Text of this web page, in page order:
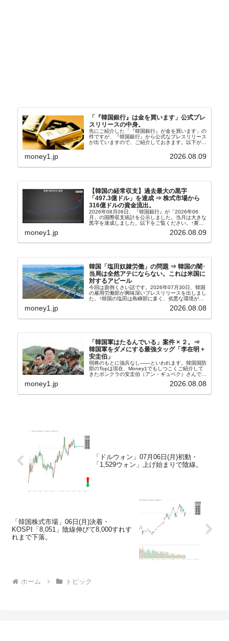
「『韓国銀行』は金を買います」公式プレ
スリリースの中身。
先にご紹介した「『韓国銀行』が金を買います」の
件ですが、『韓国銀行』から公式なプレスリリース
が出ていますので、ご紹介しておきます。以下が全
れ協力体制を構築□『韓国銀行』は、国内生産金の
money1.jp 2026.08.09
【韓国の経常収支】過去最大の黒字
「497.3億ドル」を達成 ⇒ 株式市場から
316億ドルの資金流出。
2026年08月06日、『韓国銀行』が「2026年06
月」の国際収支統計を公示しました。当月は大きな
黒字を達成しました。以下をご覧ください。↑黄色
の経常収支です。2026年06月貿易収支：4...
money1.jp 2026.08.09
韓国「塩田奴隷労働」の問題 ⇒ 韓国の闇･
当局は全然アテにならない。これは米国に
対するアピール
今回は面倒くさい話です。2026年07月30日、韓国
の雇用労働部が興味深いプレスリリースを出しまし
た。↑韓国の塩田は島嶼部に多く、劣悪な環境が一
たといわれます（後述）。これは、いわゆる「塩田
money1.jp 2026.08.08
「韓国軍はたるんでいる」案件 × ２。⇒
韓国軍をダメにする最強タッグ「李在明 +
安圭伯」
弱将のもとに強兵なし――といわれます。韓国国防
部のTopは現在、Money1でもしつこくご紹介して
きたボンクラの安圭伯（アン・ギュベク）さんで
す。↑経済的無知蒙昧な李在明（イ・ジェミョン）
さんと「韓国初の文官上がり」の国防部長官安圭伯
money1.jp 2026.08.08
「ドルウォン」07月06日(月)初動・
「1,529ウォン」上げ始まりで陰線。
「韓国株式市場」06日(月)決着・
KOSPI「8,051」陰線伸びて8,000すれす
れまで下落。
ホーム トピック